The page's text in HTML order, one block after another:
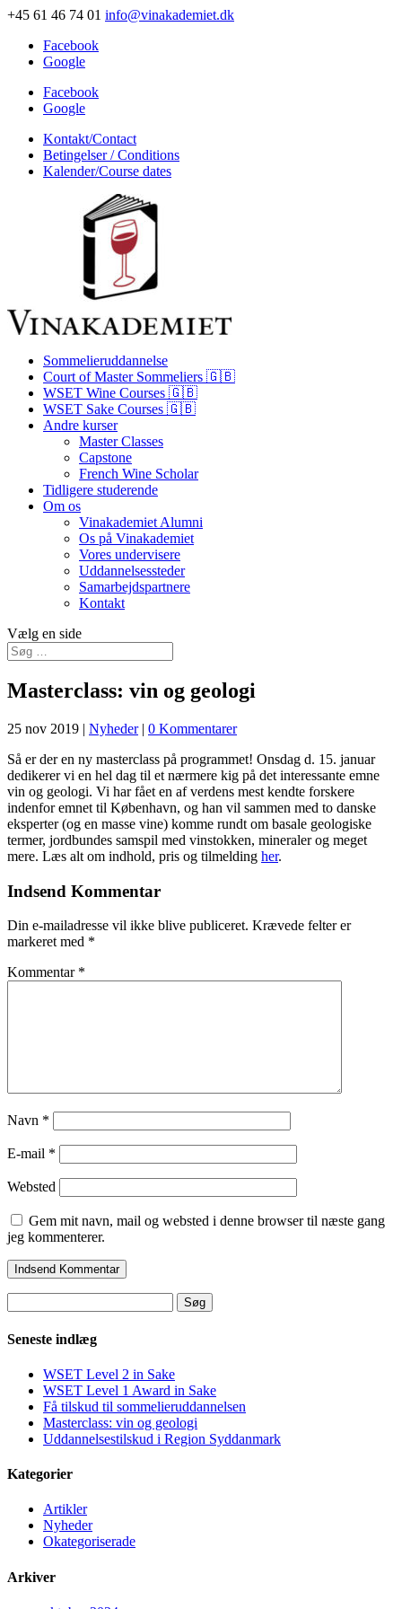
+45 61 46 74 01 info@vinakademiet.dk
Facebook
Google
Facebook
Google
Kontakt/Contact
Betingelser / Conditions
Kalender/Course dates
Sommelieruddannelse
Court of Master Sommeliers 🇬🇧
WSET Wine Courses 🇬🇧
WSET Sake Courses 🇬🇧
Andre kurser
Master Classes
Capstone
French Wine Scholar
Tidligere studerende
Om os
Vinakademiet Alumni
Os på Vinakademiet
Vores undervisere
Uddannelsessteder
Samarbejdspartnere
Kontakt
Vælg en side
Masterclass: vin og geologi
25 nov 2019 | Nyheder| 0 Kommentarer
Så er der en ny masterclass på programmet! Onsdag d. 15. januar
dedikerer vi en hel dag til et nærmere kig på det interessante emne
vin og geologi. Vi har fået en af verdens mest kendte forskere
indenfor emnet til København, og han vil sammen med to danske
eksperter (og en masse vine) komme rundt om basale geologiske
termer, jordbundes samspil med vinstokken, mineraler og meget
mere. Læs alt om indhold, pris og tilmelding her.
Indsend Kommentar
Din e-mailadresse vil ikke blive publiceret. Krævede felter er
markeret med *
Kommentar *
Navn *
E-mail *
Websted
Gem mit navn, mail og websted i denne browser til næste gang
jeg kommenterer.
efter:
Seneste indlæg
WSET Level 2 in Sake
WSET Level 1 Award in Sake
Få tilskud til sommelieruddannelsen
Masterclass: vin og geologi
Uddannelsestilskud i Region Syddanmark
Kategorier
Artikler
Nyheder
Okategoriserade
Arkiver